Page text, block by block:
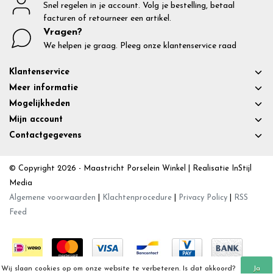
Snel regelen in je account. Volg je bestelling, betaal
facturen of retourneer een artikel.
Vragen?
We helpen je graag. Pleeg onze klantenservice raad
Klantenservice
Meer informatie
Mogelijkheden
Mijn account
Contactgegevens
© Copyright 2026 - Maastricht Porselein Winkel | Realisatie InStijl
Media
Algemene voorwaarden
Klachtenprocedure Privacy Policy
RSS
Feed
Wij slaan cookies op om onze website te verbeteren. Is dat akkoord? Ja